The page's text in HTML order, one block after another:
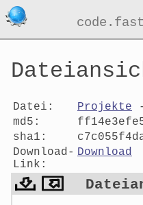
Datei: Projekte
md5:
sha1:
Download-
Link:
Download